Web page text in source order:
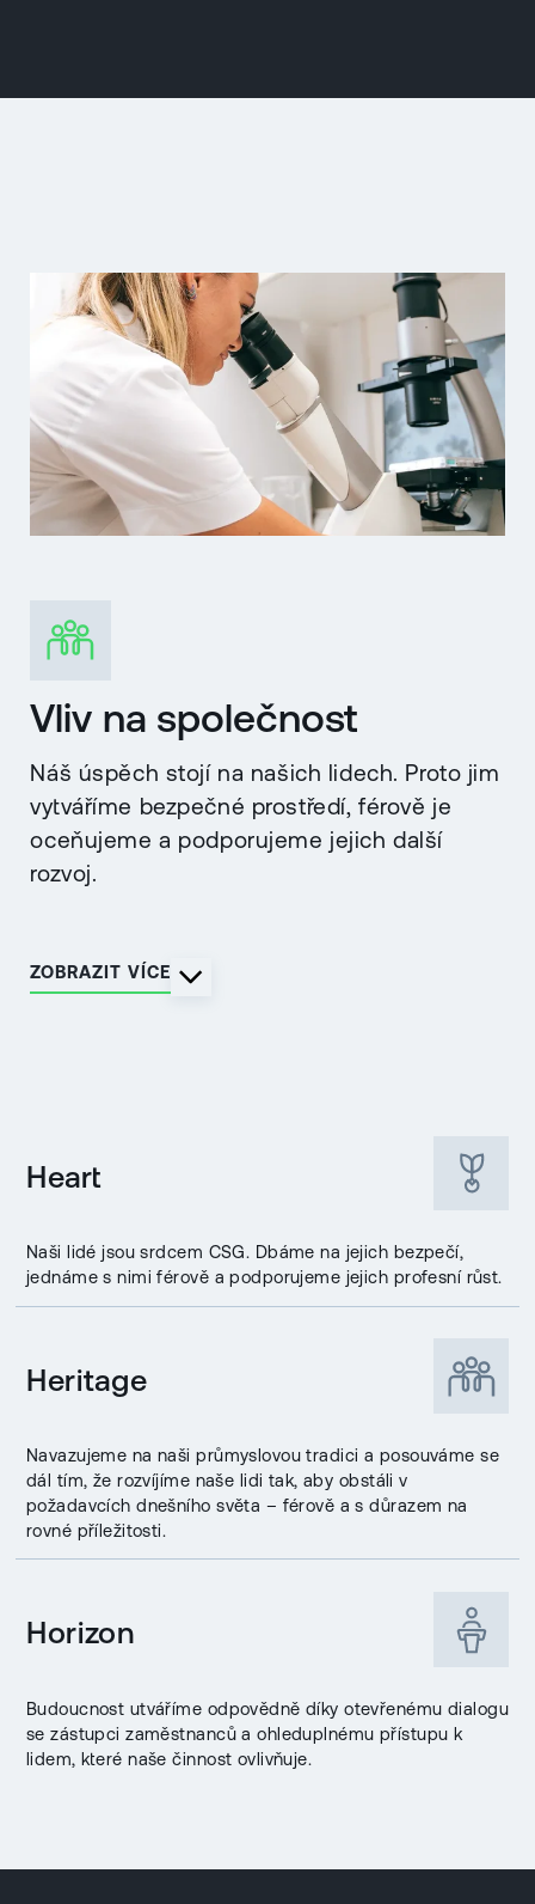
Vliv na společnost
Náš úspěch stojí na našich lidech. Proto jim
vytváříme bezpečné prostředí, férově je
oceňujeme a podporujeme jejich další
rozvoj.
ZOBRAZIT VÍCE
Heart
Naši lidé jsou srdcem CSG. Dbáme na jejich bezpečí,
jednáme s nimi férově a podporujeme jejich profesní růst.
Heritage
Navazujeme na naši průmyslovou tradici a posouváme se
dál tím, že rozvíjíme naše lidi tak, aby obstáli v
požadavcích dnešního světa – férově a s důrazem na
rovné příležitosti.
Horizon
Budoucnost utváříme odpovědně díky otevřenému dialogu
se zástupci zaměstnanců a ohleduplnému přístupu k
lidem, které naše činnost ovlivňuje.